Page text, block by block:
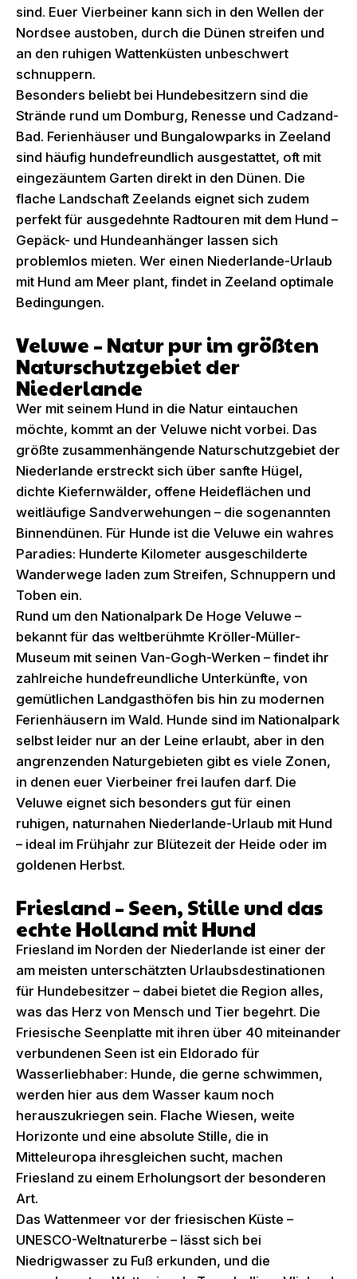
sind. Euer Vierbeiner kann sich in den Wellen der
Nordsee austoben, durch die Dünen streifen und
an den ruhigen Wattenküsten unbeschwert
schnuppern.
Besonders beliebt bei Hundebesitzern sind die
Strände rund um Domburg, Renesse und Cadzand-
Bad. Ferienhäuser und Bungalowparks in Zeeland
sind häufig hundefreundlich ausgestattet, oft mit
eingezäuntem Garten direkt in den Dünen. Die
flache Landschaft Zeelands eignet sich zudem
perfekt für ausgedehnte Radtouren mit dem Hund –
Gepäck- und Hundeanhänger lassen sich
problemlos mieten. Wer einen Niederlande-Urlaub
mit Hund am Meer plant, findet in Zeeland optimale
Bedingungen.
Veluwe – Natur pur im größten
Naturschutzgebiet der
Niederlande
Wer mit seinem Hund in die Natur eintauchen
möchte, kommt an der Veluwe nicht vorbei. Das
größte zusammenhängende Naturschutzgebiet der
Niederlande erstreckt sich über sanfte Hügel,
dichte Kiefernwälder, offene Heideflächen und
weitläufige Sandverwehungen – die sogenannten
Binnendünen. Für Hunde ist die Veluwe ein wahres
Paradies: Hunderte Kilometer ausgeschilderte
Wanderwege laden zum Streifen, Schnuppern und
Toben ein.
Rund um den Nationalpark De Hoge Veluwe –
bekannt für das weltberühmte Kröller-Müller-
Museum mit seinen Van-Gogh-Werken – findet ihr
zahlreiche hundefreundliche Unterkünfte, von
gemütlichen Landgasthöfen bis hin zu modernen
Ferienhäusern im Wald. Hunde sind im Nationalpark
selbst leider nur an der Leine erlaubt, aber in den
angrenzenden Naturgebieten gibt es viele Zonen,
in denen euer Vierbeiner frei laufen darf. Die
Veluwe eignet sich besonders gut für einen
ruhigen, naturnahen Niederlande-Urlaub mit Hund
– ideal im Frühjahr zur Blütezeit der Heide oder im
goldenen Herbst.
Friesland – Seen, Stille und das
echte Holland mit Hund
Friesland im Norden der Niederlande ist einer der
am meisten unterschätzten Urlaubsdestinationen
für Hundebesitzer – dabei bietet die Region alles,
was das Herz von Mensch und Tier begehrt. Die
Friesische Seenplatte mit ihren über 40 miteinander
verbundenen Seen ist ein Eldorado für
Wasserliebhaber: Hunde, die gerne schwimmen,
werden hier aus dem Wasser kaum noch
herauszukriegen sein. Flache Wiesen, weite
Horizonte und eine absolute Stille, die in
Mitteleuropa ihresgleichen sucht, machen
Friesland zu einem Erholungsort der besonderen
Art.
Das Wattenmeer vor der friesischen Küste –
UNESCO-Weltnaturerbe – lässt sich bei
Niedrigwasser zu Fuß erkunden, und die